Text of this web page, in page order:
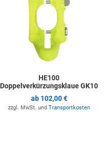
HE100
Doppelverkürzungsklaue GK10
ab 102,00 €
zzgl. MwSt. und Transportkosten